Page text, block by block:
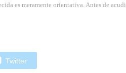
es meramente orientativa. Antes de
Twitter